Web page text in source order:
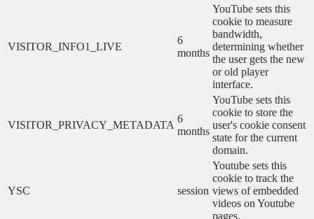
VISITOR_INFO1_LIVE
6
months
YouTube sets this
cookie to measure
bandwidth,
determining whether
the user gets the new
or old player
interface.
VISITOR_PRIVACY_METADATA
6
months
YouTube sets this
cookie to store the
user's cookie consent
state for the current
domain.
YSC session
Youtube sets this
cookie to track the
views of embedded
videos on Youtube
pages.